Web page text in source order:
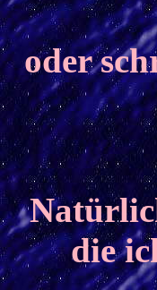
oder
die